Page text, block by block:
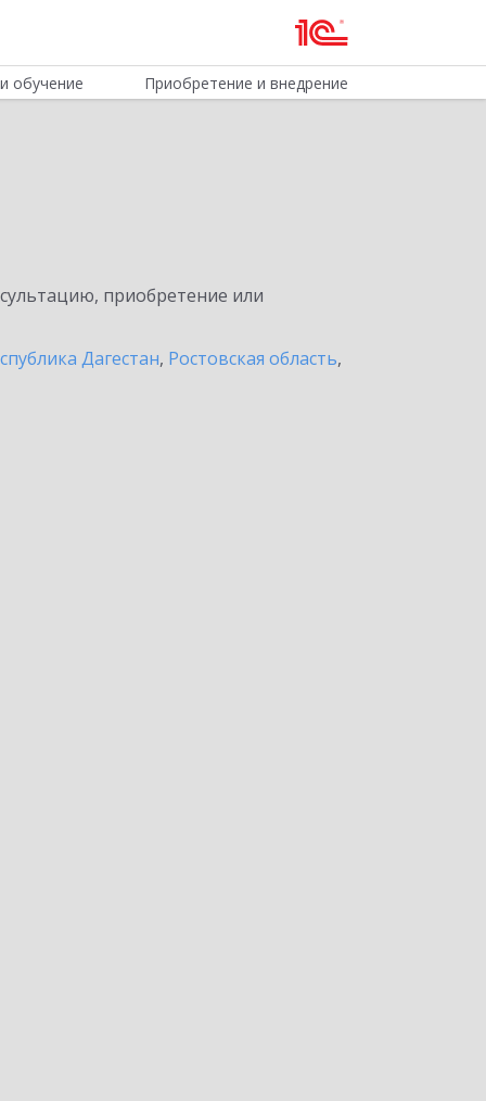
обучение Приобретение и внедрение
приобретение или
Дагестан, Ростовская область,